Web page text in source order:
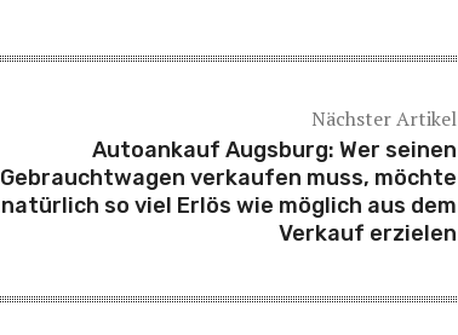
Nächster Artikel
Autoankauf Augsburg: Wer seinen
Gebrauchtwagen verkaufen muss, möchte
natürlich so viel Erlös wie möglich aus dem
Verkauf erzielen